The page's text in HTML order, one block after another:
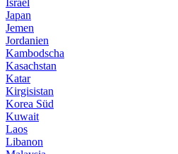
Israel
Japan
Jemen
Jordanien
Kambodscha
Kasachstan
Katar
Kirgisistan
Korea Süd
Kuwait
Laos
Libanon